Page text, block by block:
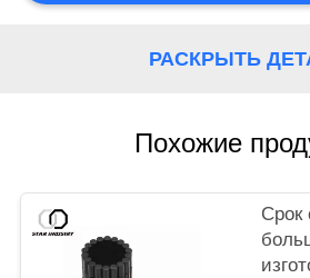
РАСКРЫТЬ
Похожие
Срок